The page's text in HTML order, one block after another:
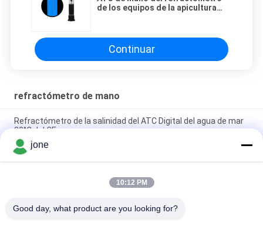
de los equipos de la apicultura
Continuar
refractómetro de mano
Refractómetro de la salinidad del ATC Digital del agua de mar
20°C del CE
regalo 100ppt que embala 2 en 1 refractómetro de la salinidad
del ATC
Metro de la salinidad del Atc Digital del acuario de 1.070SG
jone
10:12 PM
Good day, what product are you looking for?